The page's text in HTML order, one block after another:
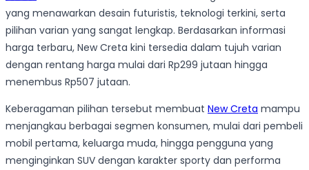
yang menawarkan desain futuristis, teknologi terkini, serta
pilihan varian yang sangat lengkap. Berdasarkan informasi
harga terbaru, New Creta kini tersedia dalam tujuh varian
dengan rentang harga mulai dari Rp299 jutaan hingga
menembus Rp507 jutaan.
Keberagaman pilihan tersebut membuat New Creta mampu
menjangkau berbagai segmen konsumen, mulai dari pembeli
mobil pertama, keluarga muda, hingga pengguna yang
menginginkan SUV dengan karakter sporty dan performa